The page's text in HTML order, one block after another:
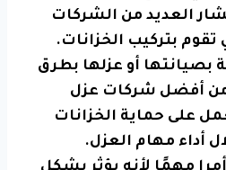
العديد من الشركات
تقوم بتركيب الخزانات.
بصيانتها أو عزلها بطرق
من أفضل شركات عزل
على حماية الخزانات
أداء مهام العزل.